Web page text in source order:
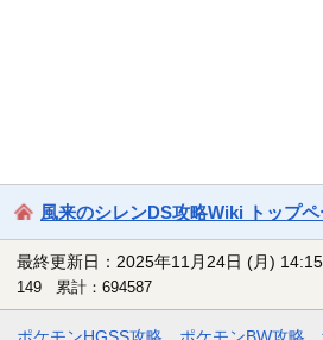
風来のシレンDS攻略Wiki トップ
最終更新日：2025年11月24日 (月)
149 累計：694587